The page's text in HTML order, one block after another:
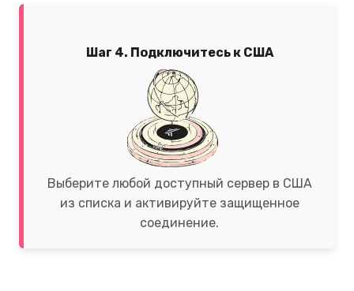
Шаг 4. Подключитесь к США
Выберите любой доступный сервер в США
из списка и активируйте защищенное
соединение.